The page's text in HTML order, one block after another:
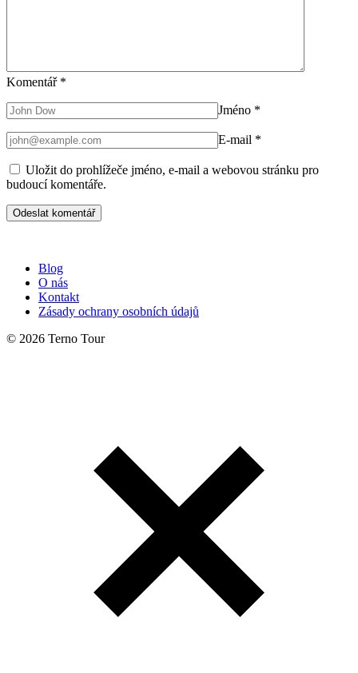
Komentář *
Jméno *
E-mail *
Uložit do prohlížeče jméno, e-mail a webovou stránku pro
budoucí komentáře.
Blog
O nás
Kontakt
Zásady ochrany osobních údajů
© 2026 Terno Tour